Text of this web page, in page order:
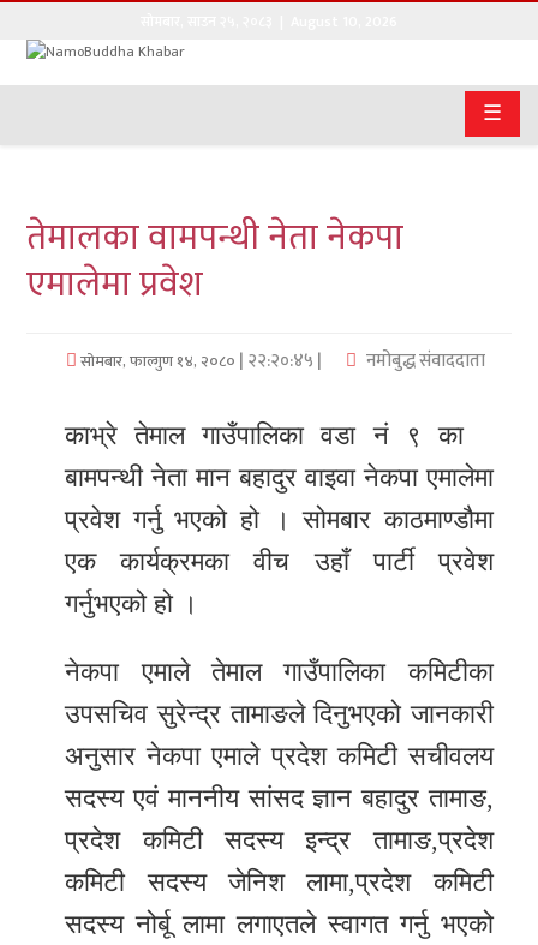
सङ्घीय
राजनीति
प्रवास
अर्थवाणिज्य
खेलकुद
अन्तराष्ट्रिय
कला
शैली
सूचना
प्रविधि
साहित्य
नमोबुद्ध
English
☰
तेमालका वामपन्थी नेता नेकपा
एमालेमा प्रवेश
सोमबार, फाल्गुण १४, २०८० | २२:२०:४५ | नमोबुद्ध संवाददाता
काभ्रे तेमाल गाउँपालिका वडा नं ९ का
बामपन्थी नेता मान बहादुर वाइवा नेकपा एमालेमा
प्रवेश गर्नु भएको हो । सोमबार काठमाण्डौमा
एक कार्यक्रमका वीच उहाँ पार्टी प्रवेश
गर्नुभएको हो ।
नेकपा एमाले तेमाल गाउँपालिका कमिटीका
उपसचिव सुरेन्द्र तामाङले दिनुभएको जानकारी
अनुसार नेकपा एमाले प्रदेश कमिटी सचीवलय
सदस्य एवं माननीय सांसद ज्ञान बहादुर तामाङ,
प्रदेश कमिटी सदस्य इन्द्र तामाङ,प्रदेश
कमिटी सदस्य जेनिश लामा,प्रदेश कमिटी
सदस्य नोर्बू लामा लगाएतले स्वागत गर्नु भएको